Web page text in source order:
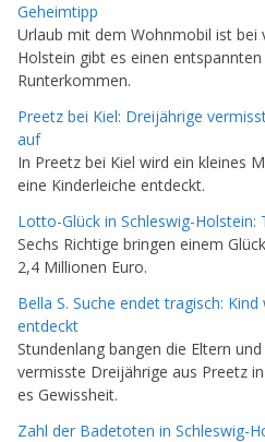
Geheimtipp
Urlaub mit dem Wohnmobil ist bei
Holstein gibt es einen
Runterkommen.
Preetz bei Kiel: Dreijährige
auf
In Preetz bei Kiel wird ein kleines
eine Kinderleiche entdeckt.
Lotto-Glück in Schleswig-
Sechs Richtige bringen einem
2,4 Millionen Euro.
Bella S. Suche endet tragisch:
entdeckt
Stundenlang bangen die Eltern
vermisste Dreijährige aus Preetz
es Gewissheit.
Zahl der Badetoten in Schleswig-